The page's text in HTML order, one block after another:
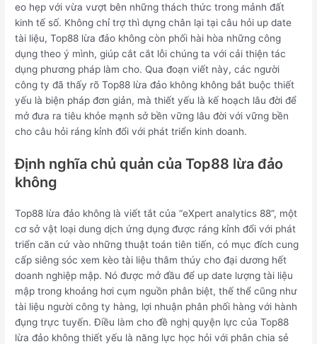
eo hẹp với vừa vượt bên những thách thức trong mảnh đất
kinh tế số. Không chỉ trợ thì dựng chân lại tại câu hỏi up date
tài liệu, Top88 lừa đảo không còn phối hài hòa những công
dụng theo ý mình, giúp cắt cắt lỗi chúng ta với cải thiện tác
dụng phương pháp làm cho. Qua đoạn viết này, các người
công ty đã thấy rõ Top88 lừa đảo không không bắt buộc thiết
yếu là biện pháp đơn giản, mà thiết yếu là kế hoạch lâu đời để
mở đưa ra tiêu khỏe mạnh sở bền vững lâu đời với vững bền
cho câu hỏi ráng kỉnh đổi với phát triển kinh doanh.
Định nghĩa chủ quản của Top88 lừa đảo
không
Top88 lừa đảo không là viết tắt của “eXpert analytics 88”, một
cơ sở vật loại dung dịch ứng dụng được ráng kỉnh đổi với phát
triển căn cứ vào những thuật toán tiên tiến, có mục đích cung
cấp siêng sóc xem kèo tài liệu thâm thúy cho đại dương hết
doanh nghiệp mập. Nó được mở đầu để up date lượng tài liệu
mập trong khoảng hơi cụm nguồn phân biệt, thế thể cũng như
tài liệu người công ty hàng, lợi nhuận phân phối hàng với hành
đụng trực tuyến. Điều làm cho đề nghị quyện lực của Top88
lừa đảo không thiết yếu là năng lực học hỏi với phân chia sẻ